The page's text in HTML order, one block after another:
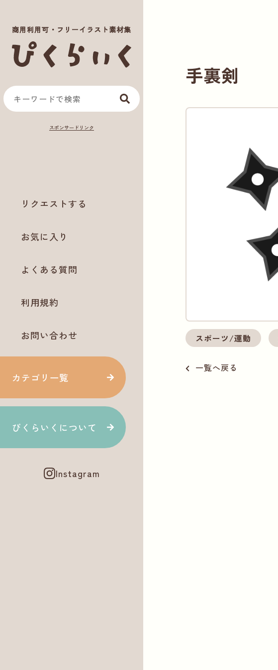
商用利用可・フリーイラスト素材集
リクエストする
お気に入り
よくある質問
利用規約
お問い合わせ
カテゴリ一覧
ぴくらいくについて
Instagram
手裏剣
スポーツ/運動
一覧へ戻る